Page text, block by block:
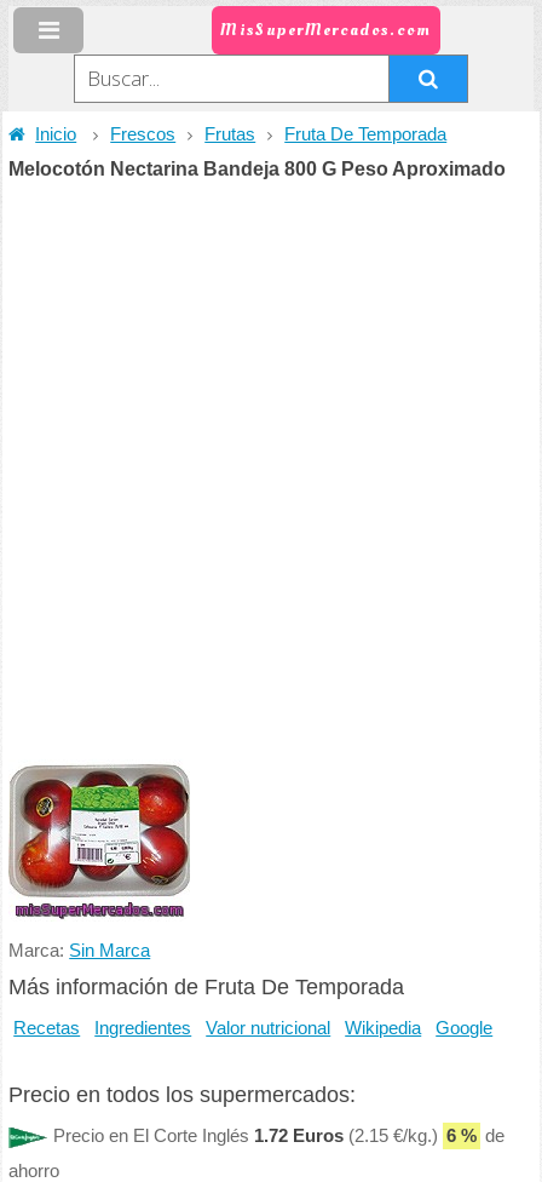
MisSuperMercados.com
Inicio Frescos Frutas Fruta De Temporada
Melocotón Nectarina Bandeja 800 G Peso Aproximado
Marca: Sin Marca
Más información de Fruta De Temporada
Recetas Ingredientes Valor nutricional Wikipedia Google
Precio en todos los supermercados:
Precio en El Corte Inglés 1.72 Euros (2.15 €/kg.) 6 % de
ahorro